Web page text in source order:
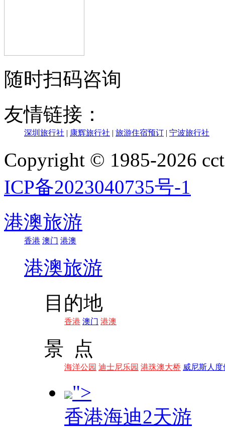
随时扫码咨询
友情链接：
深圳旅行社 | 康辉旅行社 | 旅游住宿预订 | 宁波旅行社
Copyright © 1985-2026
ICP备2023040735号-1
港澳旅游
香港 澳门 港澳
港澳旅游
目的地
香港 澳门 港澳
景 点
海洋公园 迪士尼乐园 港珠澳大桥 威尼斯人度
">
香港海迪2天游